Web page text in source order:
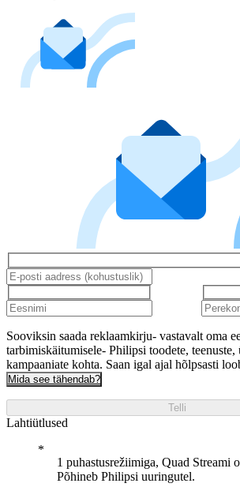
Sooviksin saada reklaamkirju- vastavalt oma
tarbimiskäitumisele- Philipsi toodete, teenuste,
kampaaniate kohta. Saan igal ajal hõlpsasti
Mida see tähendab?
Telli
Lahtiütlused
1 puhastusrežiimiga, Quad Streami
Põhineb Philipsi uuringutel.